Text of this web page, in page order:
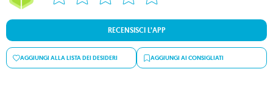
RECENSISCI L’APP
AGGIUNGI ALLA LISTA DEI DESIDERI AGGIUNGI AI CONSIGLIATI